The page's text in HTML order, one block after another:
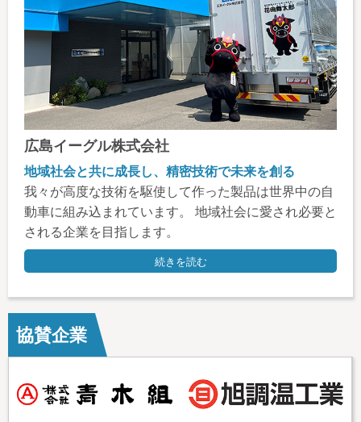
広島イーグル株式会社
地域社会と共に成長し、精密技術で未来を創る
我々が高度な技術を駆使して作った製品は世界中の自
動車に組み込まれています。 地域社会に愛され必要と
される企業を目指します。
続きを読む
協賛企業